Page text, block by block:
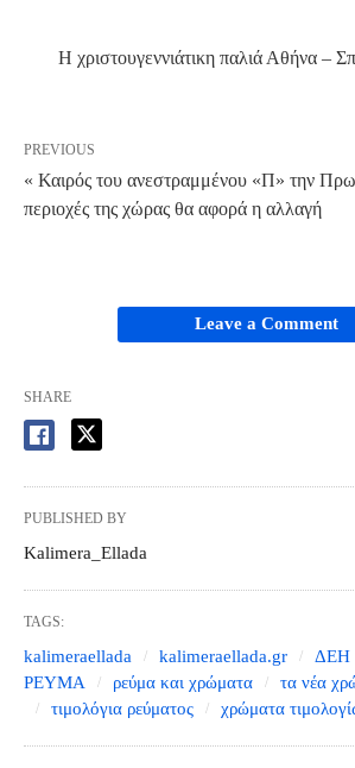
Η χριστουγεννιάτικη παλιά Αθήνα –
PREVIOUS
« Καιρός του ανεστραμμένου «Π» την
περιοχές της χώρας θα αφορά η αλλαγή
Leave a Comment
SHARE
PUBLISHED BY
Kalimera_Ellada
TAGS:
kalimeraellada kalimeraellada.gr ΔΕΗ
ΡΕΥΜΑ
ρεύμα και χρώματα
τα νέα
τιμολόγια ρεύματος
χρώματα